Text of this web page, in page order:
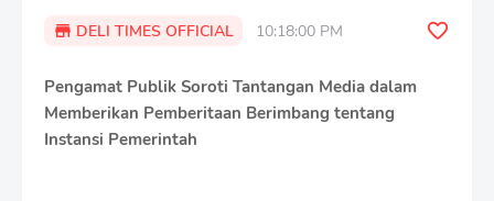
DELI TIMES OFFICIAL 10:18:00 PM
Pengamat Publik Soroti Tantangan Media dalam
Memberikan Pemberitaan Berimbang tentang
Instansi Pemerintah